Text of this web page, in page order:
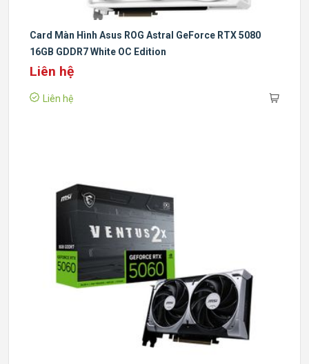
Card Màn Hình Asus ROG Astral GeForce RTX 5080
16GB GDDR7 White OC Edition
Liên hệ
Liên hệ